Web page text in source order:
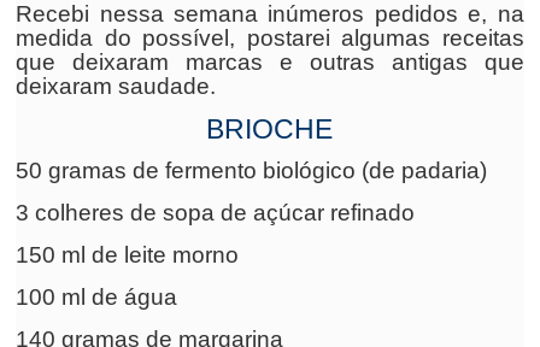
Recebi nessa semana inúmeros pedidos e, na
medida do possível, postarei algumas receitas
que deixaram marcas e outras antigas que
deixaram saudade.
BRIOCHE
50 gramas de fermento biológico (de padaria)
3 colheres de sopa de açúcar refinado
150 ml de leite morno
100 ml de água
140 gramas de margarina